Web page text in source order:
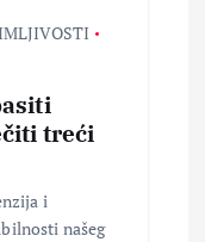
treći
i
našeg